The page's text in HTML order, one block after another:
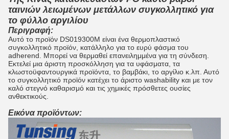
ταινιών λειωμένων μετάλλων συγκολλητικό για
το φύλλο αργιλίου
Περιγραφή:
Αυτό το προϊόν DS019300M είναι ένα θερμοπλαστικό
συγκολλητικό προϊόν, κατάλληλο για το ευρύ φάσμα του
adherend. Μπορεί να θερμαθεί επανειλημμένα για τη σύνδεση.
Εκτελεί μια άριστη προσκόλληση για τα υφάσματα, τα
κλωστοϋφαντουργικά προϊόντα, το βαμβάκι, το αργίλιο κ.λπ. Αυτό
το συγκολλητικό προϊόν κατέχει το άριστο washability και με τον
καλό στεγνό καθαρισμό και τις χημικές πρόσθετες ουσίες
ανθεκτικούς.
Εικόνα προϊόντων: